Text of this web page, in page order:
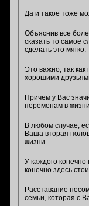
Да и такое тоже
Объяснив все
сказать то самое
сделать это мягко.
Это важно, так
хорошими
Причем у Вас
переменам в
В любом случае,
Ваша вторая
жизни.
У каждого
конечно здесь
Расставание
семьи, которая с